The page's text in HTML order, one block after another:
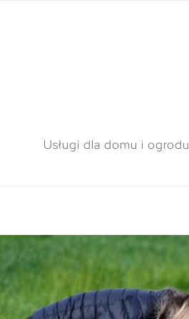
Usługi dla domu i ogrodu